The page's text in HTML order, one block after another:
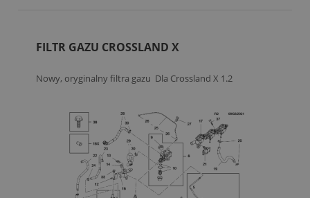
FILTR GAZU CROSSLAND X
Nowy, oryginalny filtra gazu Dla Crossland X 1.2